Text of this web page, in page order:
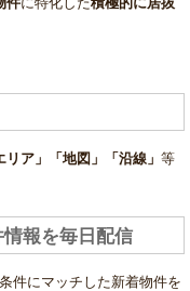
リア」「地図」「沿線」 等
報を毎日配信
件にマッチした新着物件を